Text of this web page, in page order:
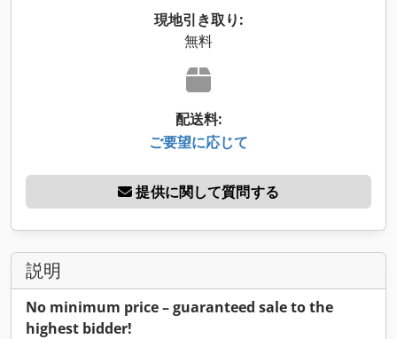
現地引き取り:
無料
配送料:
ご要望に応じて
提供に関して質問する
説明
No minimum price – guaranteed sale to the
highest bidder!